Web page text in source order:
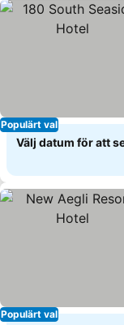
Populärt val
Välj datum för att
Populärt val